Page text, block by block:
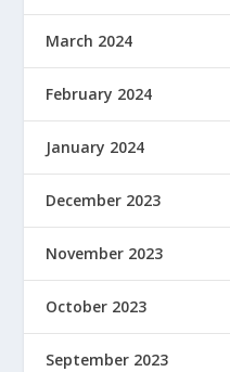
March 2024
February 2024
January 2024
December 2023
November 2023
October 2023
September 2023